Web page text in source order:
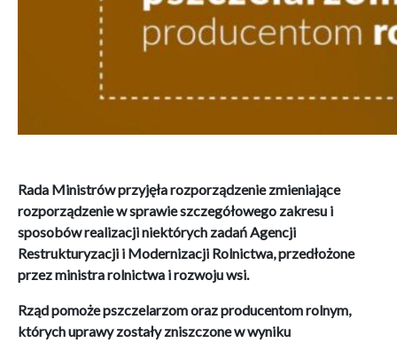
Rada Ministrów przyjęła rozporządzenie zmieniające
rozporządzenie w sprawie szczegółowego zakresu i
sposobów realizacji niektórych zadań Agencji
Restrukturyzacji i Modernizacji Rolnictwa, przedłożone
przez ministra rolnictwa i rozwoju wsi.
Rząd pomoże pszczelarzom oraz producentom rolnym,
których uprawy zostały zniszczone w wyniku